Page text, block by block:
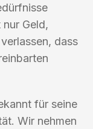
Geld,
dass
für seine
Wir nehmen